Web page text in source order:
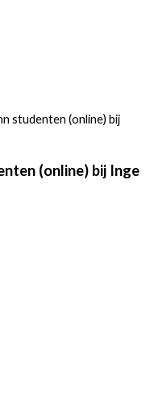
studenten (online) bij
(online) bij Inge